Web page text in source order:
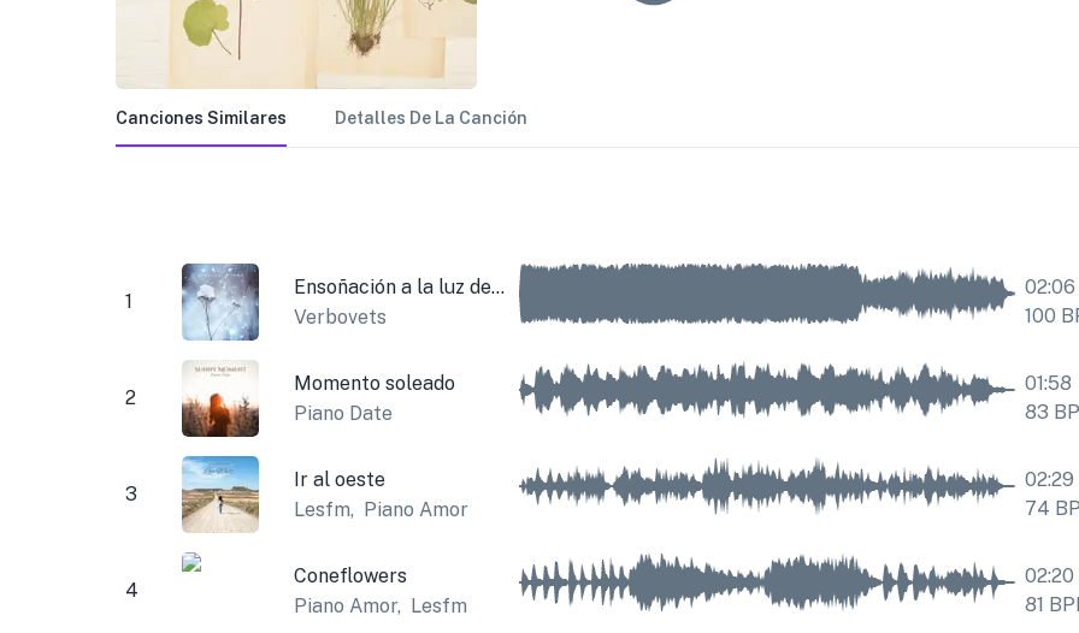
Canciones Similares Detalles De La Canción
1
Ensoñación a la luz de la luna
Verbovets
02:06
100
2
Momento soleado
Piano Date
01:58
83
3
Ir al oeste
Lesfm, Piano Amor
02:29
74
4
Coneflowers
Piano Amor, Lesfm
02:20
81